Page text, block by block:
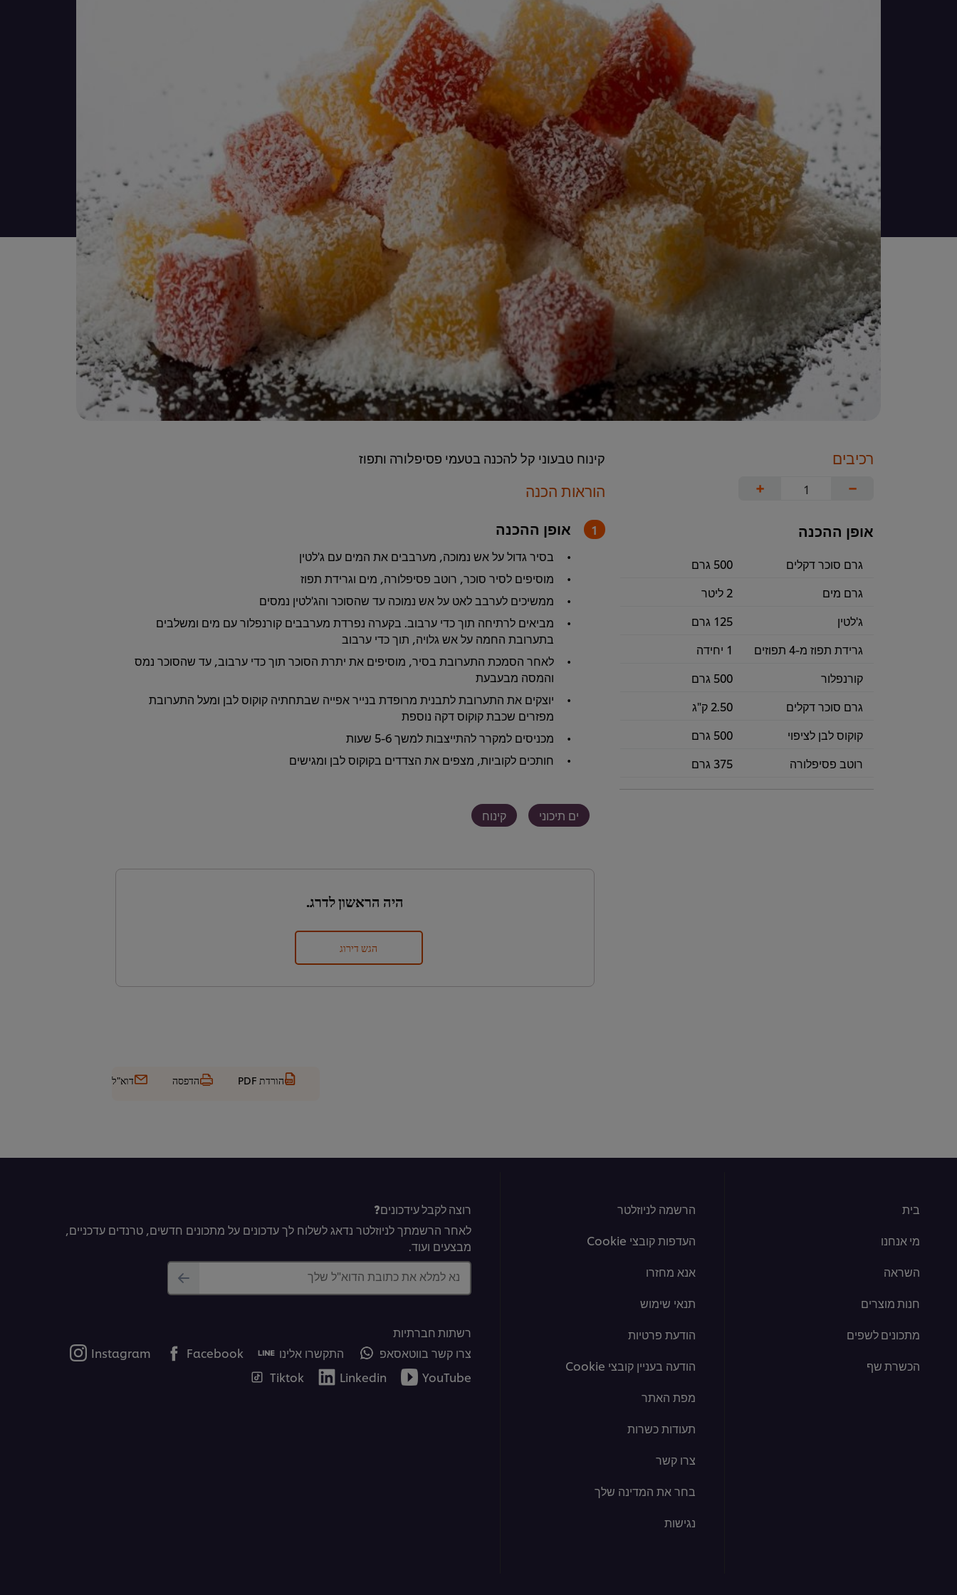
recipe
זה
רכיבים
−
+
אופן ההכנה
גרם סוכר דקלים
500 גרם
גרם מים
2 ליטר
ג'לטין
125 גרם
גרידת תפוז מ-4 תפוזים
1 יחידה
קורנפלור
500 גרם
גרם סוכר דקלים
2.50 ק"ג
קוקוס לבן לציפוי
500 גרם
רוטב פסיפלורה
375 גרם
קינוח טבעוני קל להכנה בטעמי פסיפלורה ותפוז
הוראות הכנה
אופן ההכנה
בסיר גדול על אש נמוכה, מערבבים את המים עם ג'לטין
מוסיפים לסיר סוכר, רוטב פסיפלורה, מים וגרידת תפוז
ממשיכים לערבב לאט על אש נמוכה עד שהסוכר והג'לטין נמסים
מביאים לרתיחה תוך כדי ערבוב. בקערה נפרדת מערבבים קורנפלור עם מים ומשלבים
בתערובת החמה על אש גלויה, תוך כדי ערבוב
לאחר הסמכת התערובת בסיר, מוסיפים את יתרת הסוכר תוך כדי ערבוב, עד שהסוכר נמס
והמסה מבעבעת
יוצקים את התערובת לתבנית מרופדת בנייר אפייה שבתחתיה קוקוס לבן ומעל התערובת
מפזרים שכבת קוקוס דקה נוספת
מכניסים למקרר להתייצבות למשך 5-6 שעות
חותכים לקוביות, מצפים את הצדדים בקוקוס לבן ומגישים
ים תיכוני קינוח
היה הראשון לדרג.
הגש דירוג
הורדת PDF הדפסה דוא"ל
בית
מי אנחנו
השראה
חנות מוצרים
מתכונים לשפים
הכשרת שף
הרשמה לניוזלטר
העדפות קובצי Cookie
אנא מחזרו
תנאי שימוש
הודעת פרטיות
הודעה בעניין קובצי Cookie
מפת האתר
תעודות כשרות
צרו קשר
בחר את המדינה שלך
נגישות
רוצה לקבל עידכונים?
לאחר הרשמתך לניוזלטר נדאג לשלוח לך עדכונים על מתכונים חדשים, טרנדים עדכניים,
מבצעים ועוד.
נא למלא את כתובת הדוא"ל שלך
רשתות חברתיות
צרו קשר בווטאסאפ
התקשרו אלינו Facebook
Instagram
YouTube
Linkedin
Tiktok